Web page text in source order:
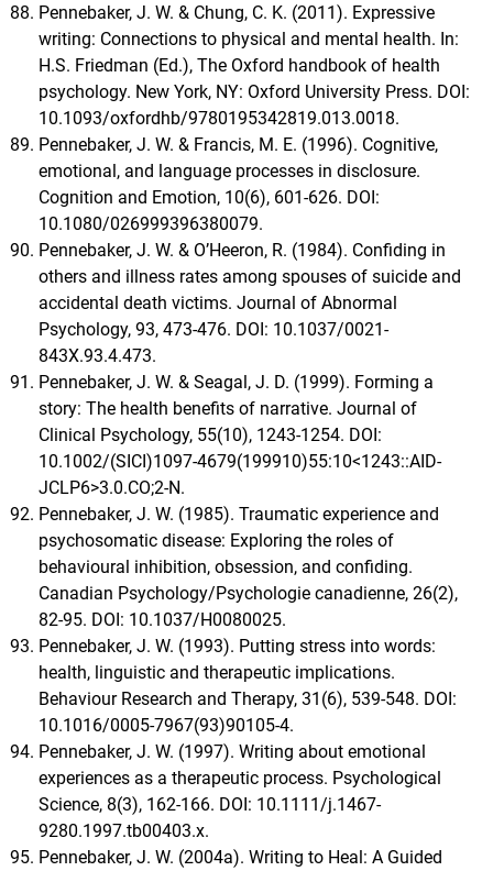
Pennebaker, J. W. & Chung, C. K. (2011). Expressive
writing: Connections to physical and mental health. In:
H.S. Friedman (Ed.), The Oxford handbook of health
psychology. New York, NY: Oxford University Press. DOI:
10.1093/oxfordhb/9780195342819.013.0018.
Pennebaker, J. W. & Francis, M. E. (1996). Cognitive,
emotional, and language processes in disclosure.
Cognition and Emotion, 10(6), 601-626. DOI:
10.1080/026999396380079.
Pennebaker, J. W. & O’Heeron, R. (1984). Confiding in
others and illness rates among spouses of suicide and
accidental death victims. Journal of Abnormal
Psychology, 93, 473-476. DOI: 10.1037/0021-
843X.93.4.473.
Pennebaker, J. W. & Seagal, J. D. (1999). Forming a
story: The health benefits of narrative. Journal of
Clinical Psychology, 55(10), 1243-1254. DOI:
10.1002/(SICI)1097-4679(199910)55:10<1243::AID-
JCLP6>3.0.CO;2-N.
Pennebaker, J. W. (1985). Traumatic experience and
psychosomatic disease: Exploring the roles of
behavioural inhibition, obsession, and confiding.
Canadian Psychology/Psychologie canadienne, 26(2),
82-95. DOI: 10.1037/H0080025.
Pennebaker, J. W. (1993). Putting stress into words:
health, linguistic and therapeutic implications.
Behaviour Research and Therapy, 31(6), 539-548. DOI:
10.1016/0005-7967(93)90105-4.
Pennebaker, J. W. (1997). Writing about emotional
experiences as a therapeutic process. Psychological
Science, 8(3), 162-166. DOI: 10.1111/j.1467-
9280.1997.tb00403.x.
Pennebaker, J. W. (2004a). Writing to Heal: A Guided